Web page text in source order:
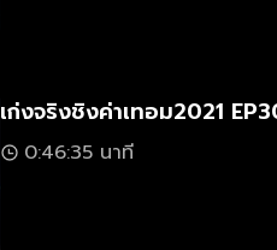
เก่งจริงชิงค่าเทอม2021
0:46:35 นาที